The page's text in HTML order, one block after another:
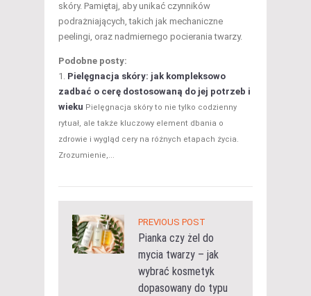
skóry. Pamiętaj, aby unikać czynników
podrażniających, takich jak mechaniczne
peelingi, oraz nadmiernego pocierania twarzy.
Podobne posty:
Pielęgnacja skóry: jak kompleksowo
zadbać o cerę dostosowaną do jej potrzeb i
wieku Pielęgnacja skóry to nie tylko codzienny
rytuał, ale także kluczowy element dbania o
zdrowie i wygląd cery na różnych etapach życia.
Zrozumienie,...
PREVIOUS POST
Pianka czy żel do
mycia twarzy – jak
wybrać kosmetyk
dopasowany do typu